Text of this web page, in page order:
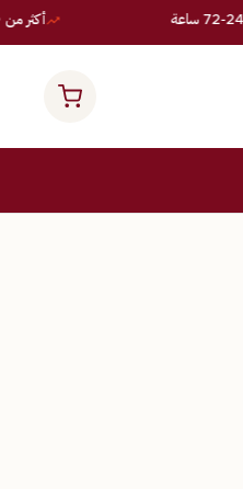
أكثر من 10,000 طلب ناجح